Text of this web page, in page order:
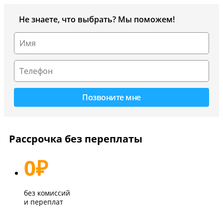
Не знаете, что выбрать? Мы поможем!
Рассрочка без переплаты
0₽
без комиссий
и переплат